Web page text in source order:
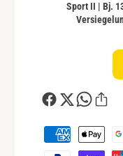
Sport II | Bj.
Z
a